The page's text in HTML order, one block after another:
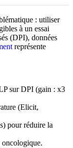
: utiliser
à un essai
(DPI), données
représente
sur DPI (gain : x3
(Elicit,
pour réduire la